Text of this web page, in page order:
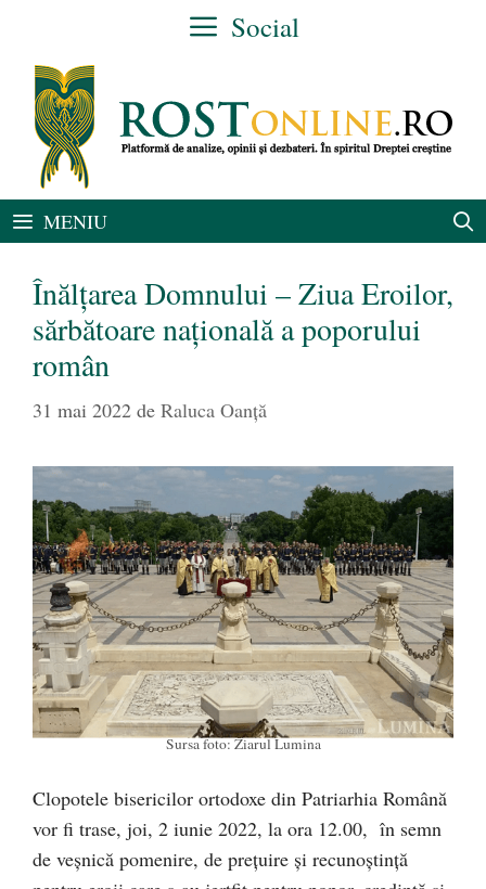
conținut
Social
MENIU
Înălţarea Domnului – Ziua Eroilor,
sărbătoare națională a poporului
român
31 mai 2022 de Raluca Oanță
Sursa foto: Ziarul Lumina
Clopotele bisericilor ortodoxe din Patriarhia Română
vor fi trase, joi, 2 iunie 2022, la ora 12.00, în semn
de veșnică pomenire, de prețuire și recunoştinţă